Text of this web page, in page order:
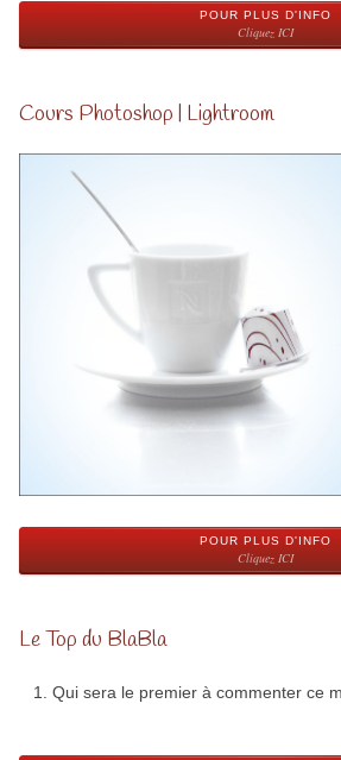
POUR PLUS D'INFO
Cliquez ICI
Cours Photoshop | Lightroom
POUR PLUS D'INFO
Cliquez ICI
Le Top du BlaBla
Qui sera le premier à commenter ce